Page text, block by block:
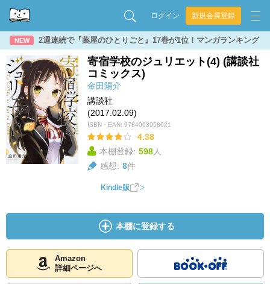
ログイン 新規会員登録
NEW 2週連続で『薬屋のひとりごと』17巻が1位！マンガランキング
寄宿学校のジュリエット(4) (講談社
コミックス)
金田陽介
講談社
(2017.02.09)
ISBN・EAN: 9784063958621
4.38
本棚登録: 598人
感想: 8件
Kindle版
本棚に登録する
Amazon
詳細ページへ